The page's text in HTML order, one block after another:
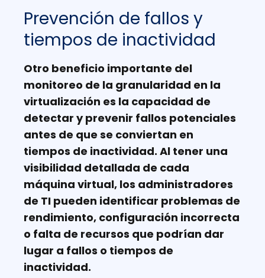
Prevención de fallos y
tiempos de inactividad
Otro beneficio importante del
monitoreo de la granularidad en la
virtualización es la capacidad de
detectar y prevenir fallos potenciales
antes de que se conviertan en
tiempos de inactividad. Al tener una
visibilidad detallada de cada
máquina virtual, los administradores
de TI pueden identificar problemas de
rendimiento, configuración incorrecta
o falta de recursos que podrían dar
lugar a fallos o tiempos de
inactividad.